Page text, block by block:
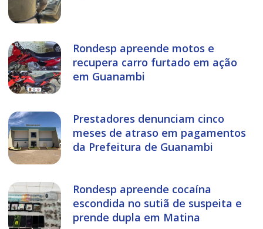
Rondesp apreende motos e
recupera carro furtado em ação
em Guanambi
Prestadores denunciam cinco
meses de atraso em pagamentos
da Prefeitura de Guanambi
Rondesp apreende cocaína
escondida no sutiã de suspeita e
prende dupla em Matina